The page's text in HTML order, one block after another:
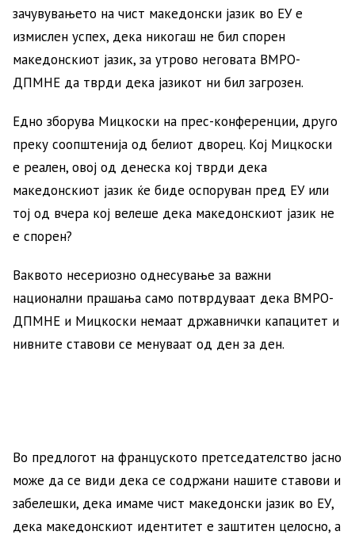
зачувувањето на чист македонски јазик во ЕУ е
измислен успех, дека никогаш не бил спорен
македонскиот јазик, за утрово неговата ВМРО-
ДПМНЕ да тврди дека јазикот ни бил загрозен.
Едно зборува Мицкоски на прес-конференции, друго
преку соопштенија од белиот дворец. Кој Мицкоски
е реален, овој од денеска кој тврди дека
македонскиот јазик ќе биде оспоруван пред ЕУ или
тој од вчера кој велеше дека македонскиот јазик не
е спорен?
Ваквото несериозно однесување за важни
национални прашања само потврдуваат дека ВМРО-
ДПМНЕ и Мицкоски немаат државнички капацитет и
нивните ставови се менуваат од ден за ден.
Во предлогот на француското претседателство јасно
може да се види дека се содржани нашите ставови и
забелешки, дека имаме чист македонски јазик во ЕУ,
дека македонскиот идентитет е заштитен целосно, а